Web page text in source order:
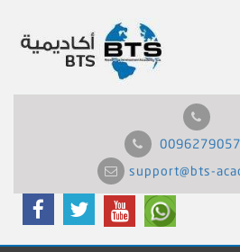
support@bts-